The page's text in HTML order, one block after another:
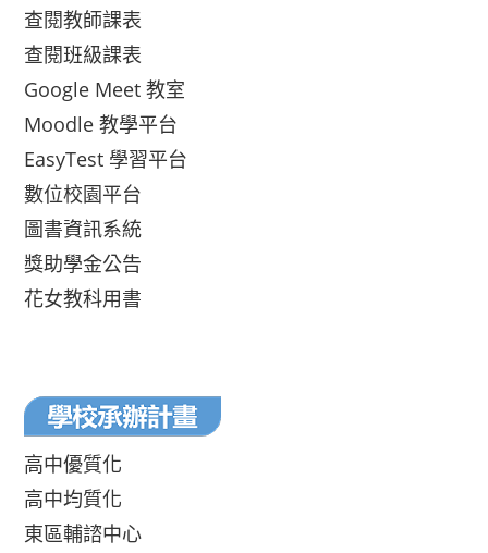
查閱教師課表
查閱班級課表
Google Meet 教室
Moodle 教學平台
EasyTest 學習平台
數位校園平台
圖書資訊系統
獎助學金公告
花女教科用書
高中優質化
高中均質化
東區輔諮中心